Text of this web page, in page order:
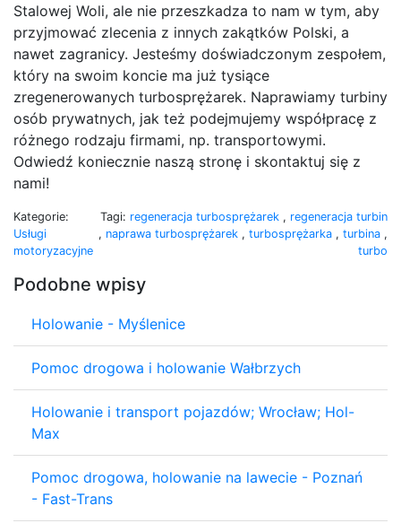
Stalowej Woli, ale nie przeszkadza to nam w tym, aby
przyjmować zlecenia z innych zakątków Polski, a
nawet zagranicy. Jesteśmy doświadczonym zespołem,
który na swoim koncie ma już tysiące
zregenerowanych turbosprężarek. Naprawiamy turbiny
osób prywatnych, jak też podejmujemy współpracę z
różnego rodzaju firmami, np. transportowymi.
Odwiedź koniecznie naszą stronę i skontaktuj się z
nami!
Kategorie:
Usługi
motoryzacyjne
Tagi: regeneracja turbosprężarek , regeneracja turbin
, naprawa turbosprężarek , turbosprężarka , turbina ,
turbo
Podobne wpisy
Holowanie - Myślenice
Pomoc drogowa i holowanie Wałbrzych
Holowanie i transport pojazdów; Wrocław; Hol-
Max
Pomoc drogowa, holowanie na lawecie - Poznań
- Fast-Trans